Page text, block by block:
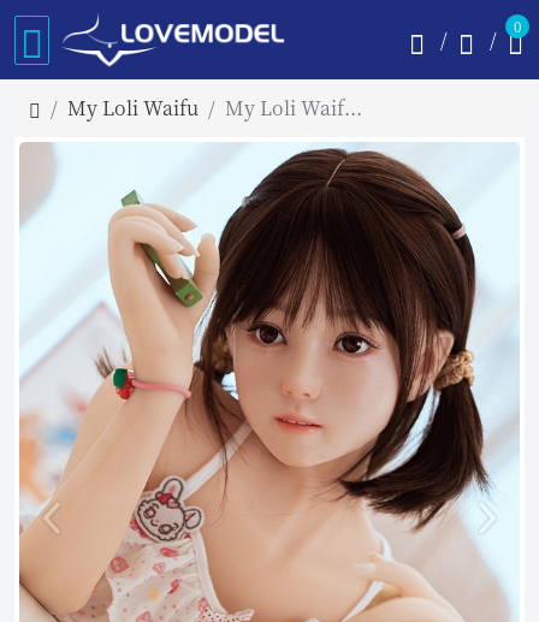
0
My Loli Waifu My Loli Waifu 126cm AAカップ シリコンヘッド Ayaヘッド ロり系リアルドール